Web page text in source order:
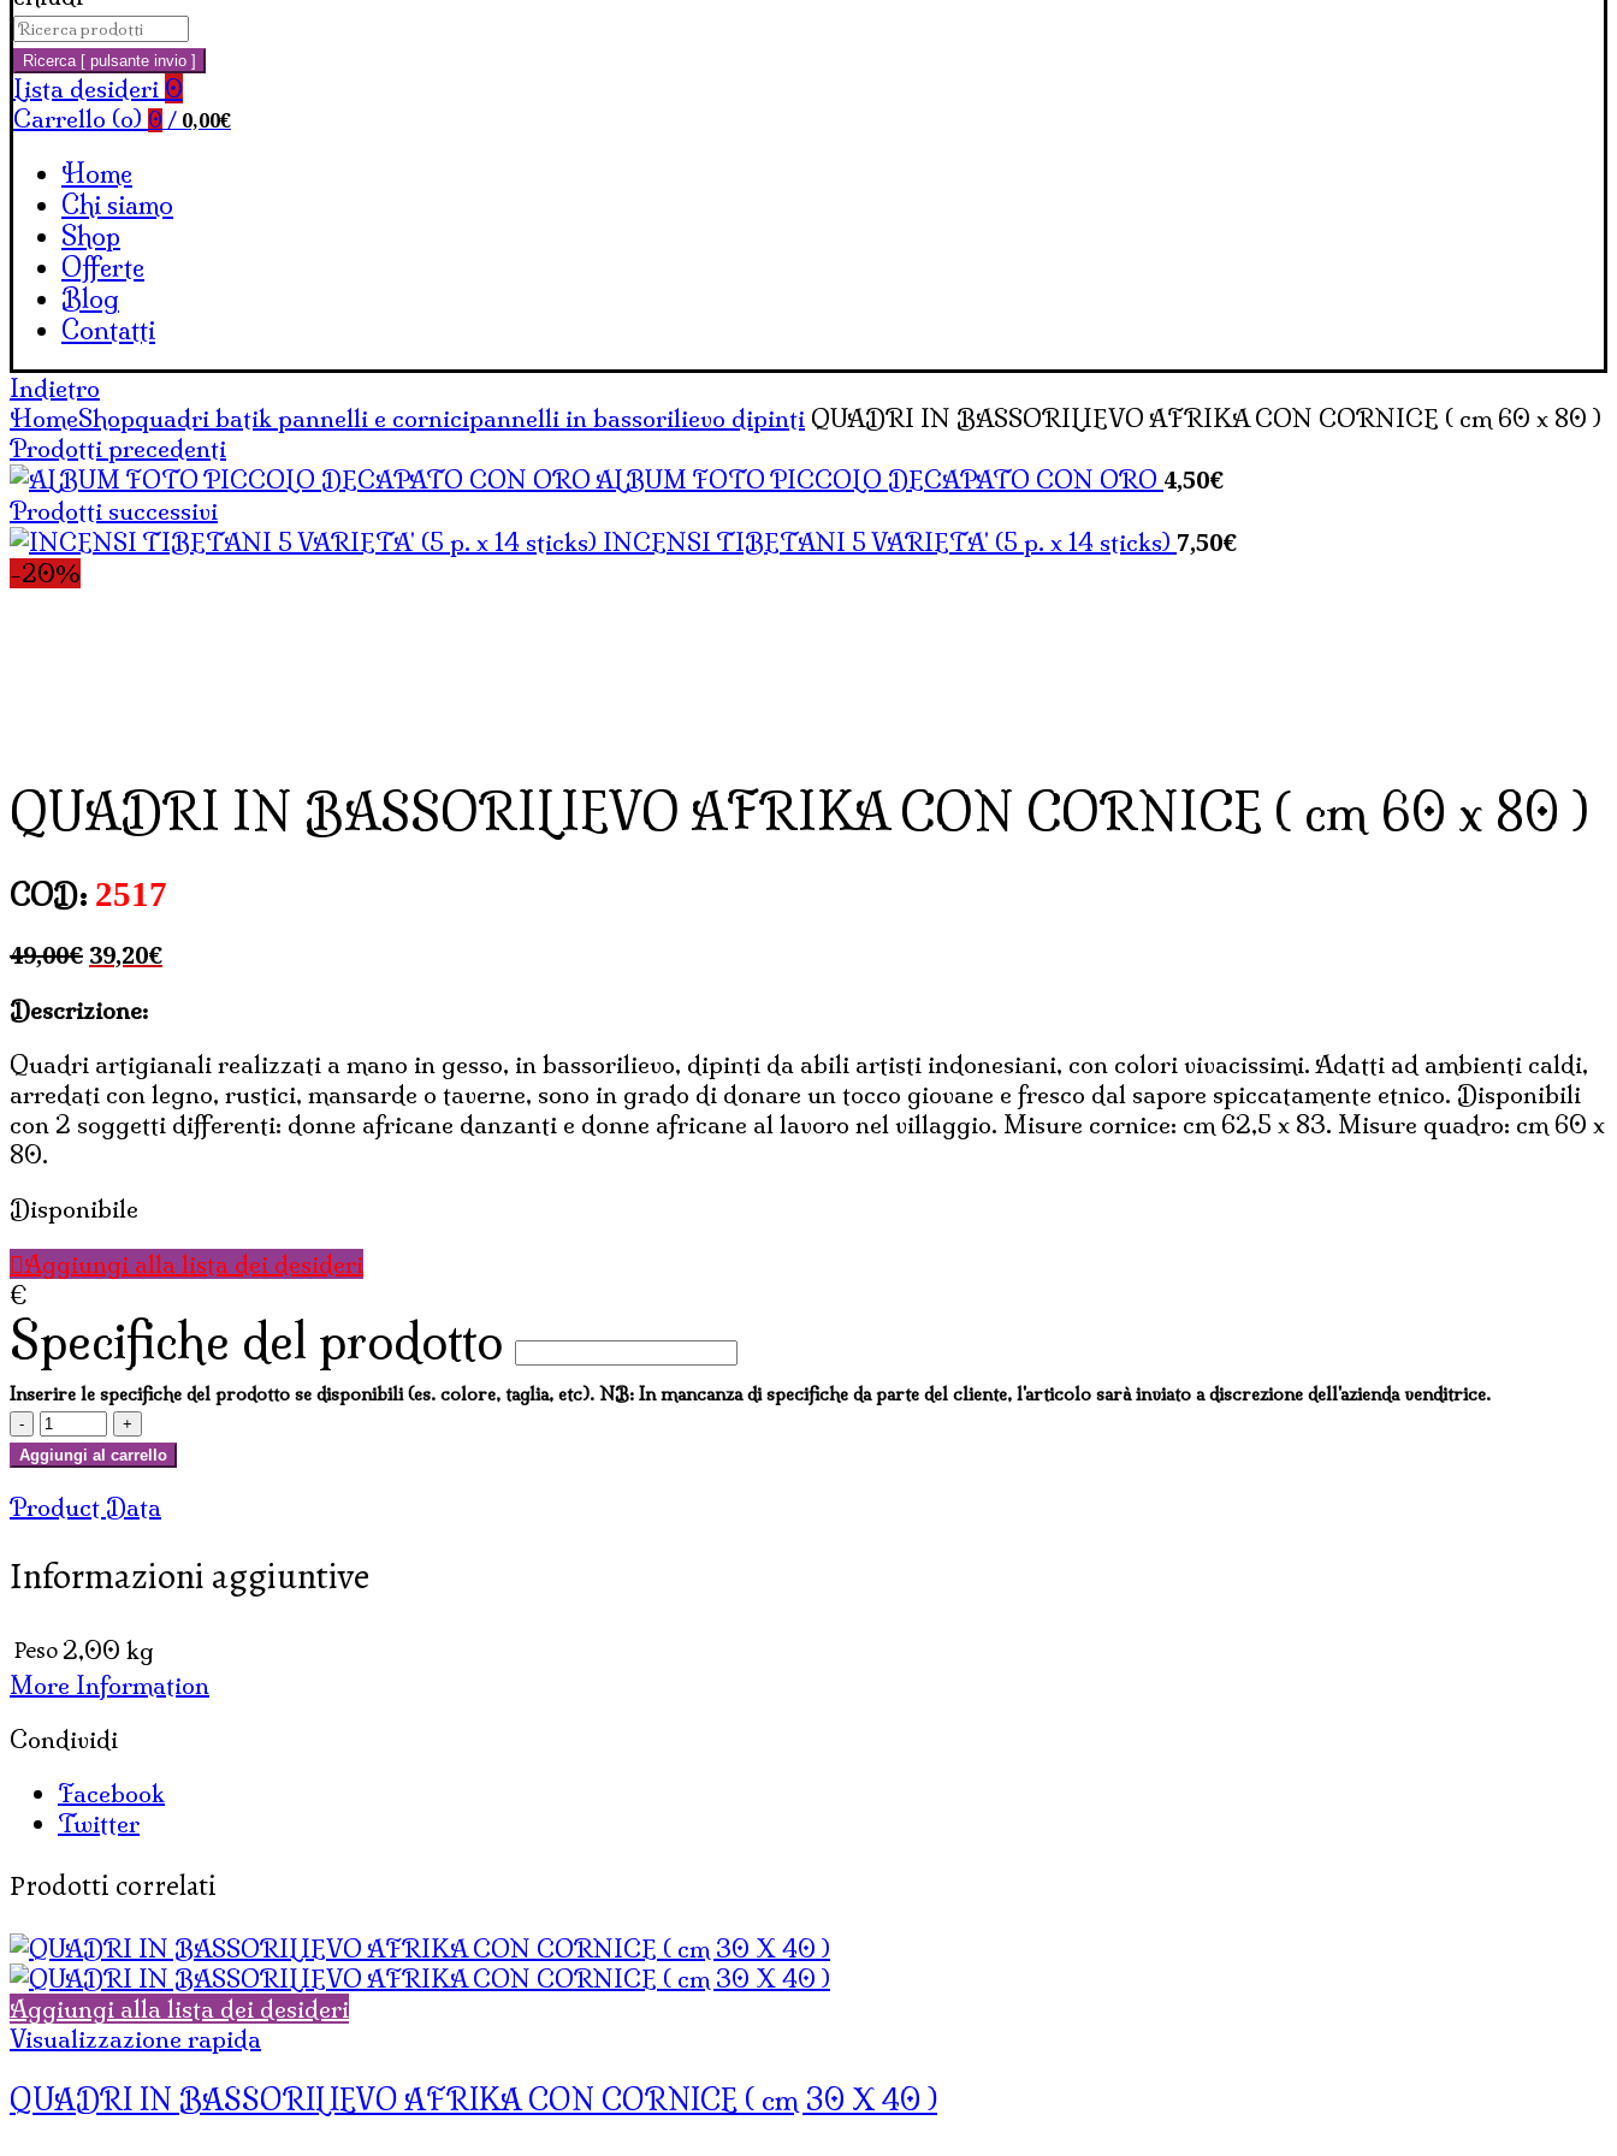
Carrello
Cerca:
Ricerca [ pulsante invio ]
Lista desideri 0
Carrello (o) 0 / 0,00€
Home
Chi siamo
Shop
Offerte
Blog
Contatti
Indietro
HomeShopquadri batik pannelli e cornicipannelli in bassorilievo dipinti QUADRI IN BASSORILIEVO AFRIKA CON CORNICE ( cm 60 x 80 )
Prodotti precedenti
ALBUM FOTO PICCOLO DECAPATO CON ORO 4,50€
Prodotti successivi
INCENSI TIBETANI 5 VARIETA' (5 p. x 14 sticks) 7,50€
-20%
QUADRI IN BASSORILIEVO AFRIKA CON CORNICE ( cm 60 x 80 )
COD: 2517
49,00€ Il
originale
49,00€.
39,20€Il
39,20€.
Descrizione:
Quadri artigianali realizzati a mano in gesso, in bassorilievo, dipinti da abili artisti indonesiani, con colori vivacissimi. Adatti ad ambienti caldi,
arredati con legno, rustici, mansarde o taverne, sono in grado di donare un tocco giovane e fresco dal sapore spiccatamente etnico. Disponibili
con 2 soggetti differenti: donne africane danzanti e donne africane al lavoro nel villaggio. Misure cornice: cm 62,5 x 83. Misure quadro: cm 60 x
80.
Disponibile
Aggiungi alla lista dei desideri
€
Specifiche del prodotto
Inserire le specifiche del prodotto se disponibili (es. colore, taglia, etc). NB: In mancanza di specifiche da parte del cliente, l'articolo sarà inviato a discrezione dell'azienda venditrice.
QUADRI
IN
AFRIKA
CORNICE
60
x
)
quantità
Aggiungi al carrello
Product Data
Informazioni aggiuntive
Peso2,00 kg
More Information
Condividi
Facebook
Twitter
Prodotti correlati
Aggiungi alla lista dei desideri
Visualizzazione rapida
QUADRI IN BASSORILIEVO AFRIKA CON CORNICE ( cm 30 X 40 )